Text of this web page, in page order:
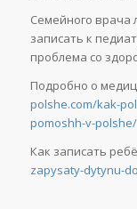
Семейного врача
записать к
проблема со
Подробно о
polshe.com/kak-
pomoshh-v-polshe/
Как записать
zapysaty-dytynu-